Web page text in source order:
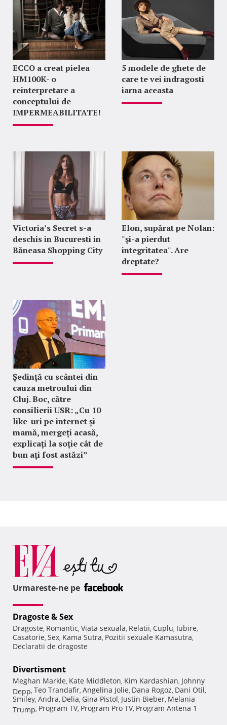
ECCO a creat pielea
HM100K- o
reinterpretare a
conceptului de
IMPERMEABILITATE!
5 modele de ghete de
care te vei indragosti
iarna aceasta
Victoria’s Secret s-a
deschis in Bucuresti in
Băneasa Shopping City
Elon, supărat pe Nolan:
"şi-a pierdut
integritatea". Are
dreptate?
Ședință cu scântei din
cauza metroului din
Cluj. Boc, către
consilierii USR: „Cu 10
like-uri pe internet și
mamă, mergeți acasă,
explicați la soție cât de
bun ați fost astăzi”
Urmareste-ne pe
Dragoste & Sex
Dragoste, Romantic, Viata sexuala, Relatii, Cuplu, Iubire,
Casatorie, Sex, Kama Sutra, Pozitii sexuale Kamasutra,
Declaratii de dragoste
Divertisment
Meghan Markle, Kate Middleton, Kim Kardashian, Johnny
Depp, Teo Trandafir, Angelina Jolie, Dana Rogoz, Dani Otil,
Smiley, Andra, Delia, Gina Pistol, Justin Bieber, Melania
Trump, Program TV, Program Pro TV, Program Antena 1